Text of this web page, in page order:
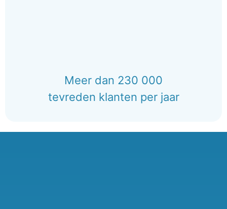
Meer dan 230 000
tevreden klanten per jaar